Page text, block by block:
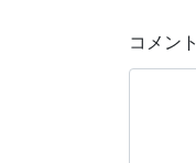
コメント